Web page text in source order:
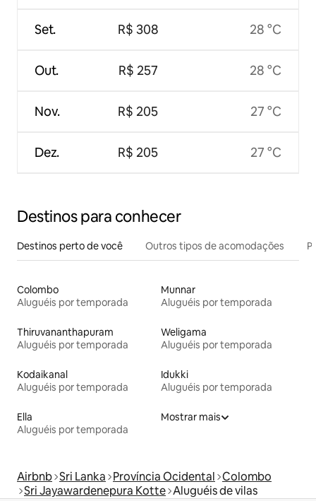
Set.
Out.
Nov.
Dez.
R$ 308
R$ 257
R$ 205
R$ 205
28 °C
28 °C
27 °C
27 °C
Destinos para conhecer
Destinos perto de você Outros tipos de acomodações
Colombo
Aluguéis por temporada
Munnar
Aluguéis por temporada
Thiruvananthapuram
Aluguéis por temporada
Weligama
Aluguéis por temporada
Kodaikanal
Aluguéis por temporada
Idukki
Aluguéis por temporada
Ella
Aluguéis por temporada
Mostrar mais
Airbnb Sri Lanka Província Ocidental Colombo
Sri Jayawardenepura Kotte Aluguéis de vilas